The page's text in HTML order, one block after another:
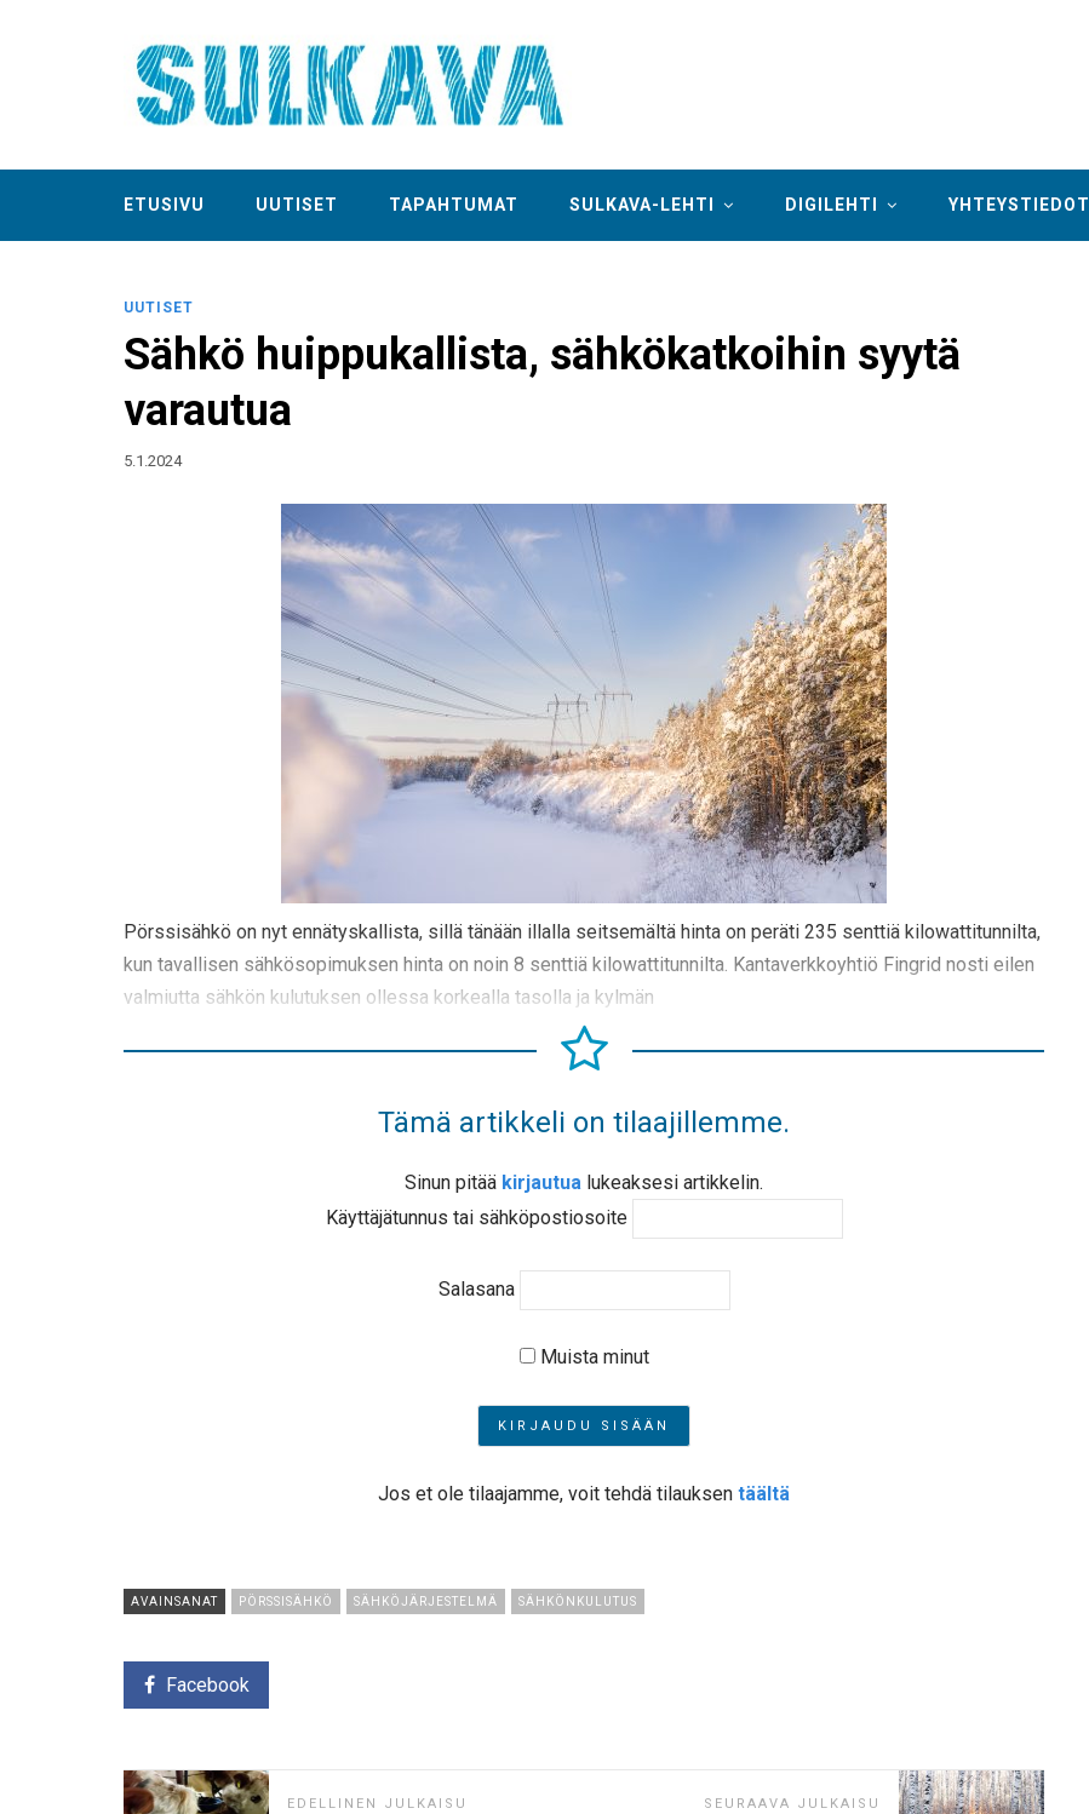
ETUSIVU UUTISET TAPAHTUMAT SULKAVA-LEHTI DIGILEHTI YHTEYSTIEDOT
UUTISET
Sähkö huippukallista, sähkökatkoihin syytä
varautua
5.1.2024
Pörssisähkö on nyt ennätyskallista, sillä tänään illalla seitsemältä hinta on peräti 235 senttiä kilowattitunnilta,
kun tavallisen sähkösopimuksen hinta on noin 8 senttiä kilowattitunnilta. Kantaverkkoyhtiö Fingrid nosti eilen
valmiutta sähkön kulutuksen ollessa korkealla tasolla ja kylmän
Tämä artikkeli on tilaajillemme.
Sinun pitää kirjautua lukeaksesi artikkelin.
Käyttäjätunnus tai sähköpostiosoite
Salasana
Muista minut
Jos et ole tilaajamme, voit tehdä tilauksen täältä
AVAINSANAT PÖRSSISÄHKÖ SÄHKÖJÄRJESTELMÄ SÄHKÖNKULUTUS
Facebook
EDELLINEN JULKAISU SEURAAVA JULKAISU